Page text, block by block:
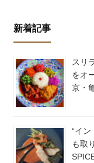
新着記事
スリ
をオ
京・
“イ
も取